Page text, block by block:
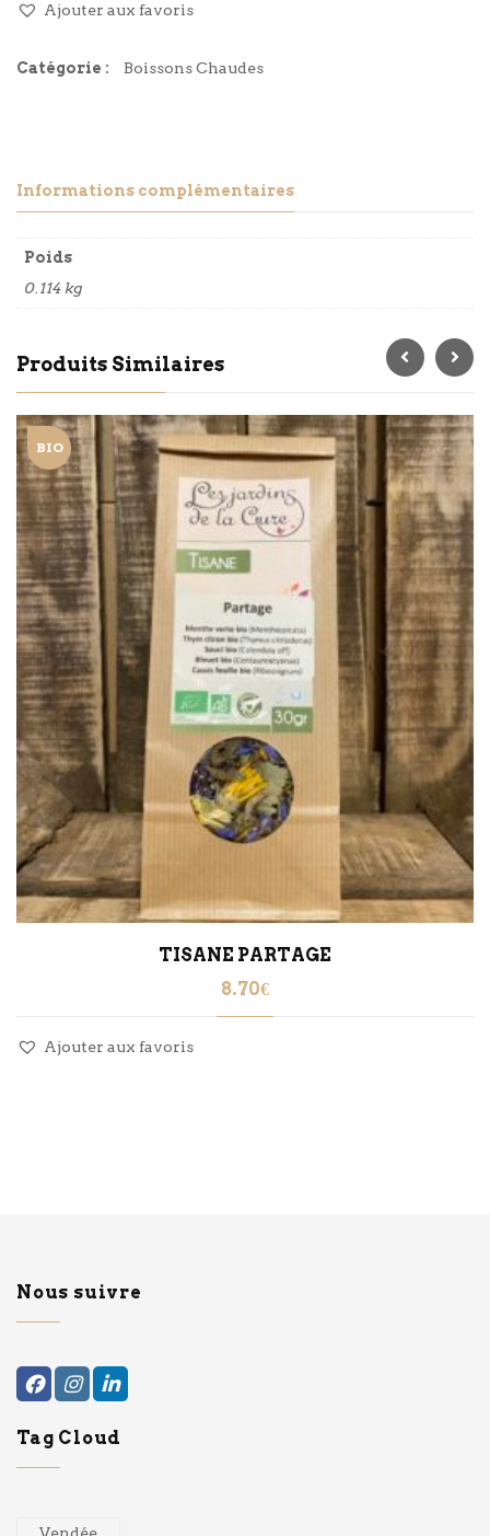
Ajouter aux favoris
Catégorie : Boissons Chaudes
Informations complémentaires
Poids
0.114 kg
Produits Similaires
BIO
TISANE PARTAGE
8.70€
Ajouter aux favoris
Nous suivre
Tag Cloud